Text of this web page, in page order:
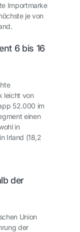
Importmarke
je von
6 bis 16
leicht von
52.000 im
einen
in
Irland (18,2
der
Union
der